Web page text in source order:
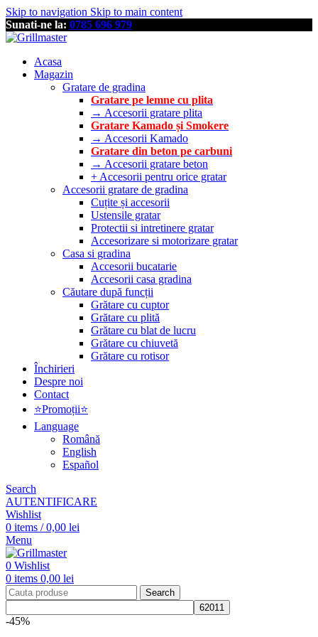
Skip to navigation Skip to main content
Sunati-ne la: 0785 696 979
Acasa
Magazin
Gratare de gradina
Gratare pe lemne cu plita
→ Accesorii gratare plita
Gratare Kamado și Smokere
→ Accesorii Kamado
Gratare din beton pe carbuni
→ Accesorii gratare beton
+ Accesorii pentru orice gratar
Accesorii gratare de gradina
Cuțite și accesorii
Ustensile gratar
Protectii si intretinere gratar
Accesorizare si motorizare gratar
Casa si gradina
Accesorii bucatarie
Accesorii casa gradina
Căutare după funcții
Grătare cu cuptor
Grătare cu plită
Grătare cu blat de lucru
Grătare cu chiuvetă
Grătare cu rotisor
Închirieri
Despre noi
Contact
⭐Promoții⭐
Language
Română
English
Español
Search
AUTENTIFICARE
Wishlist
0 items / 0,00 lei
Menu
0 Wishlist
0 items 0,00 lei
Search
-45%